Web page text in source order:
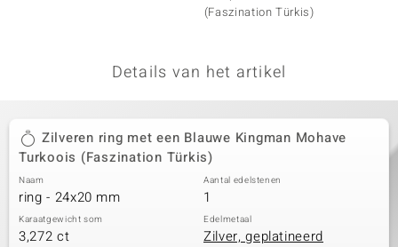
(Faszination Türkis)
Details van het artikel
Zilveren ring met een Blauwe Kingman Mohave
Turkoois (Faszination Türkis)
Naam
ring - 24x20 mm
Aantal edelstenen
1
Karaatgewicht som
3,272 ct
Edelmetaal
Zilver, geplatineerd